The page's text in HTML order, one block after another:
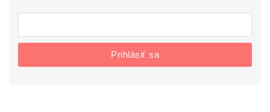
Prihlásiť sa